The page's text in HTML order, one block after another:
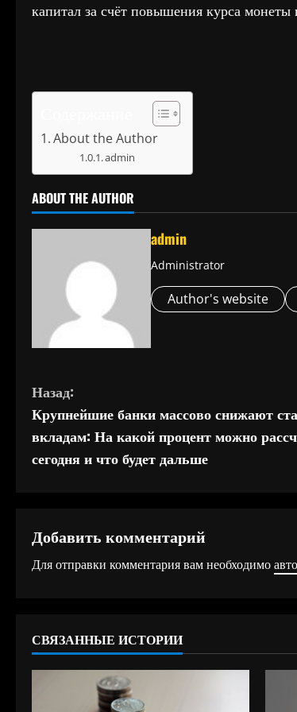
капитал за счёт повышения курса
About the Author
admin
ABOUT THE AUTHOR
admin
Administrator
Author's website
П
р
о
о
л
и
т
Назад:
Крупнейшие банки массово снижают
вкладам: На какой процент можно
сегодня и что будет дальше
Добавить комментарий
Для отправки комментария вам необходимо
СВЯЗАННЫЕ ИСТОРИИ